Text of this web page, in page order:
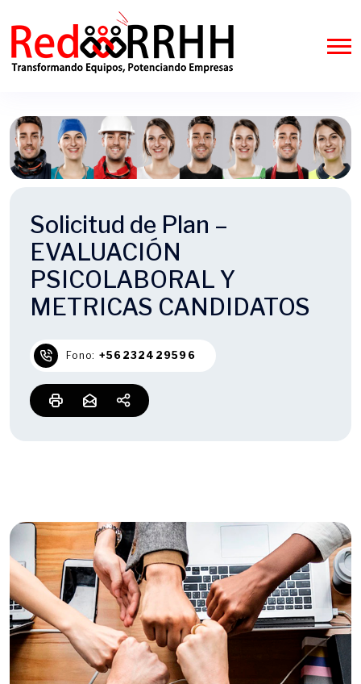
Solicitud de Plan –
EVALUACIÓN
PSICOLABORAL Y
METRICAS CANDIDATOS
Fono: +56232429596